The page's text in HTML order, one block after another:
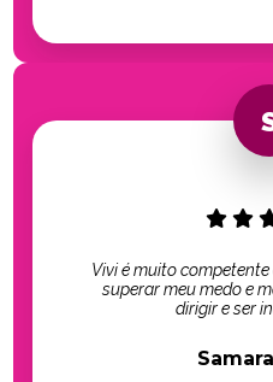
Vivi é muito
superar meu medo e
dirigir e ser